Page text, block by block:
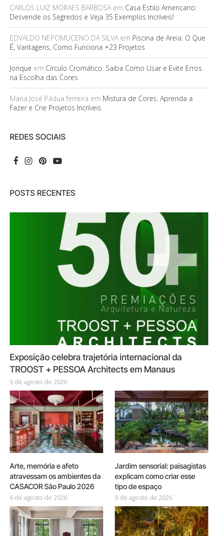
CARLOS LUIZ MORAES BARBOSAem Casa Estilo Americano:
Desvende os Segredos e Veja 35 Exemplos Incríveis!
EDVALDO NEPOMUCENO DA SILVAem Piscina de Areia: O Que
É, Vantagens, Como Funciona +23 Projetos
Jonque em Círculo Cromático: Saiba Como Usar e Evite Erros
na Escolha das Cores
Maria José Pádua ferreira em Mistura de Cores: Aprenda a
Fazer e Crie Projetos Incríveis
REDES SOCIAIS
POSTS RECENTES
Exposição celebra trajetória internacional da
TROOST + PESSOA Architects em Manaus
6 de agosto de 2026
Arte, memória e afeto
atravessam os ambientes da
CASACOR São Paulo 2026
6 de agosto de 2026
Jardim sensorial: paisagistas
explicam como criar esse
tipo de espaço
6 de agosto de 2026